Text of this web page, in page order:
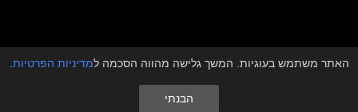
האתר משתמש בעוגיות. המשך גלישה מהווה הסכמה למדיניות הפרטיות
הבנתי